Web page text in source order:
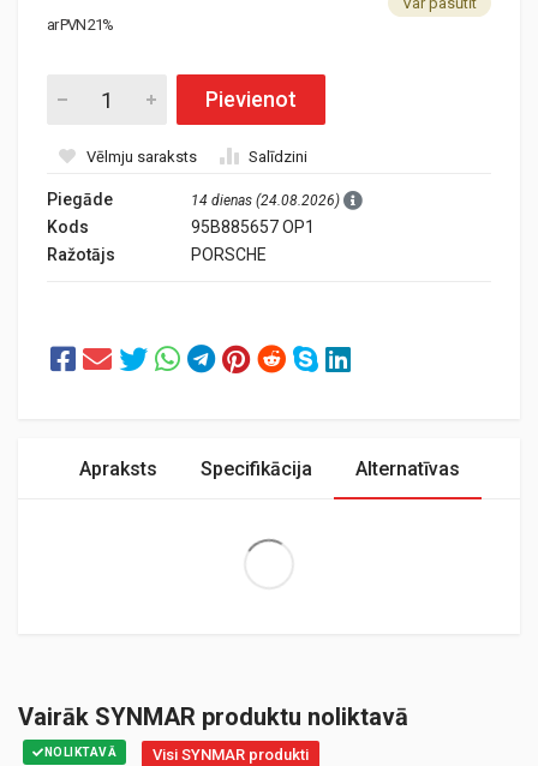
ar PVN 21%
Pievienot
Vēlmju saraksts Salīdzini
Piegāde 14 dienas (24.08.2026)
Kods
95B885657 OP1
Ražotājs
PORSCHE
Apraksts Specifikācija Alternatīvas
Vairāk SYNMAR produktu noliktavā
NOLIKTAVĀ Visi SYNMAR produkti